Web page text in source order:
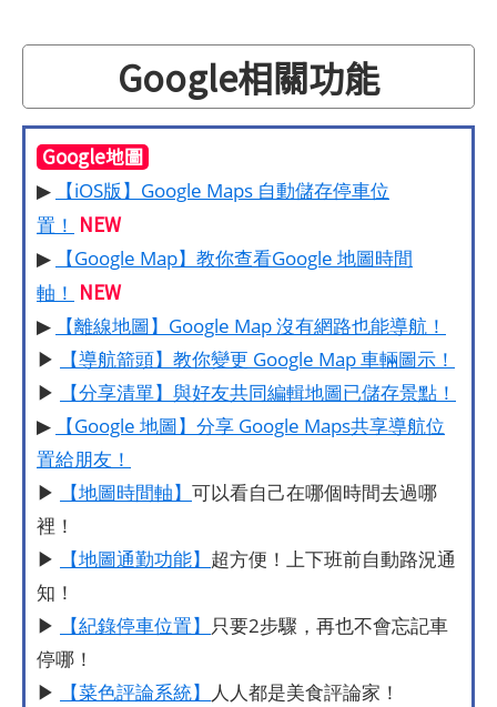
Google相關功能
Google地圖
▶
【iOS版】Google Maps 自動儲存停車位
置！ NEW
▶
【Google Map】教你查看Google 地圖時間
軸！ NEW
▶
【離線地圖】Google Map 沒有網路也能導航！
▶
【導航箭頭】教你變更 Google Map 車輛圖示！
▶
【分享清單】與好友共同編輯地圖已儲存景點！
▶
【Google 地圖】分享 Google Maps共享導航位
置給朋友！
▶
【地圖時間軸】 可以看自己在哪個時間去過哪
裡！
▶
【地圖通勤功能】 超方便！上下班前自動路況通
知！
▶
【紀錄停車位置】 只要2步驟，再也不會忘記車
停哪！
▶
【菜色評論系統】 人人都是美食評論家！